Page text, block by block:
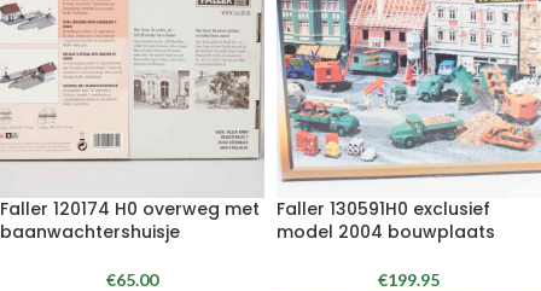
Faller 120174 H0 overweg met
baanwachtershuisje
€65.00
Faller 130591H0 exclusief
model 2004 bouwplaats
€199.95